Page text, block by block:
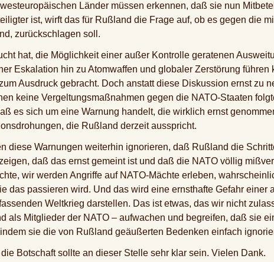
Länder müssen erkennen, daß sie nun
ist, wirft das für Rußland die Frage auf, ob es gegen die
zurückschlagen soll.
hat, die Möglichkeit einer außer Kontrolle geratenen
Eskalation hin zu Atomwaffen und globaler Zerstörung führen
Ausdruck gebracht. Doch anstatt diese Diskussion ernst zu
keine Vergeltungsmaßnahmen gegen die NATO-Staaten
es sich um eine Warnung handelt, die wirklich ernst
die Rußland derzeit ausspricht.
diese Warnungen weiterhin ignorieren, daß Rußland die
daß das ernst gemeint ist und daß die NATO völlig
wir werden Angriffe auf NATO-Mächte erleben,
das passieren wird. Und das wird eine ernsthafte Gefahr einer
Weltkrieg darstellen. Das ist etwas, das wir nicht
als Mitglieder der NATO – aufwachen und begreifen, daß sie
sie die von Rußland geäußerten Bedenken einfach
Botschaft sollte an dieser Stelle sehr klar sein. Vielen Dank.